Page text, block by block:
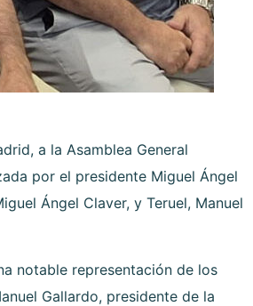
a la Asamblea General
por el presidente Miguel Ángel
Ángel Claver, y Teruel, Manuel
notable representación de los
Gallardo, presidente de la